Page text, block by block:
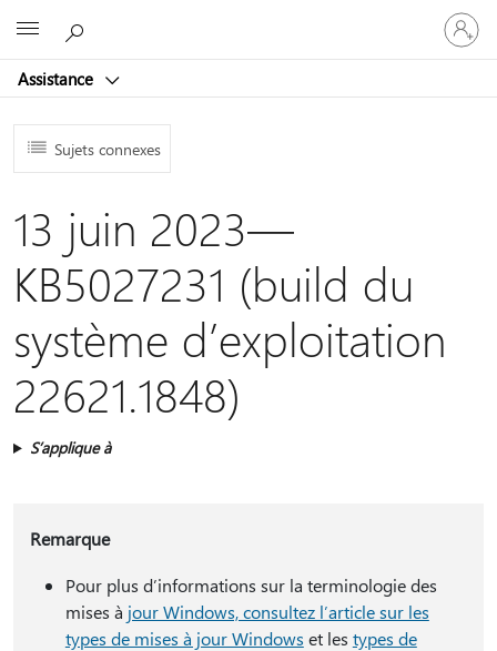
Assistance
vous
à
compte
Sujets connexes
13 juin 2023—
KB5027231 (build du
système d’exploitation
22621.1848)
S’applique à
Remarque
Pour plus d’informations sur la terminologie des
mises à jour Windows, consultez l’article sur les
types de mises à jour Windows et les types de